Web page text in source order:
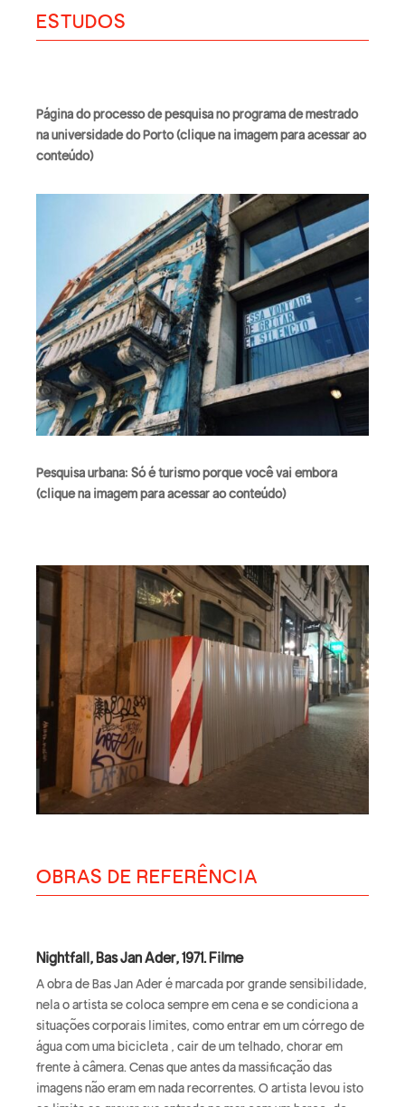
ESTUDOS
Página do processo de pesquisa no programa de mestrado
na universidade do Porto (clique na imagem para acessar ao
conteúdo)
Pesquisa urbana: Só é turismo porque você vai embora
(clique na imagem para acessar ao conteúdo)
OBRAS DE REFERÊNCIA
Nightfall, Bas Jan Ader, 1971. Filme
A obra de Bas Jan Ader é marcada por grande sensibilidade,
nela o artista se coloca sempre em cena e se condiciona a
situações corporais limites, como entrar em um córrego de
água com uma bicicleta , cair de um telhado, chorar em
frente à câmera. Cenas que antes da massificação das
imagens não eram em nada recorrentes. O artista levou isto